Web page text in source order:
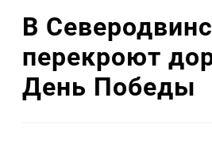
В
перекроют
День Победы